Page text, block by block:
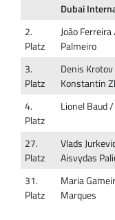
Dubai
2.
Platz
João
Palmeiro
3.
Platz
Denis
Konstantin
4.
Platz
Lionel Baud
27.
Platz
Vlads
Aisvydas
31.
Platz
Maria
Marques